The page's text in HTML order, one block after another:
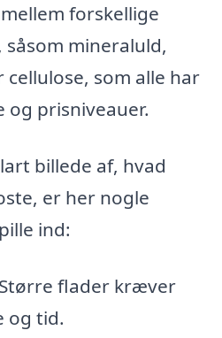
forskellige
mineraluld,
som alle har
og prisniveauer.
billede af, hvad
er her nogle
ind:
flader kræver
og tid.